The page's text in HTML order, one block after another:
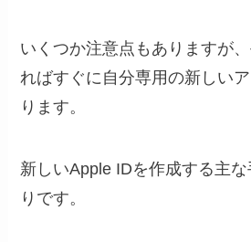
いくつか注意点もありますが
ればすぐに自分専用の新しい
ります。
新しいApple IDを作成する主
りです。